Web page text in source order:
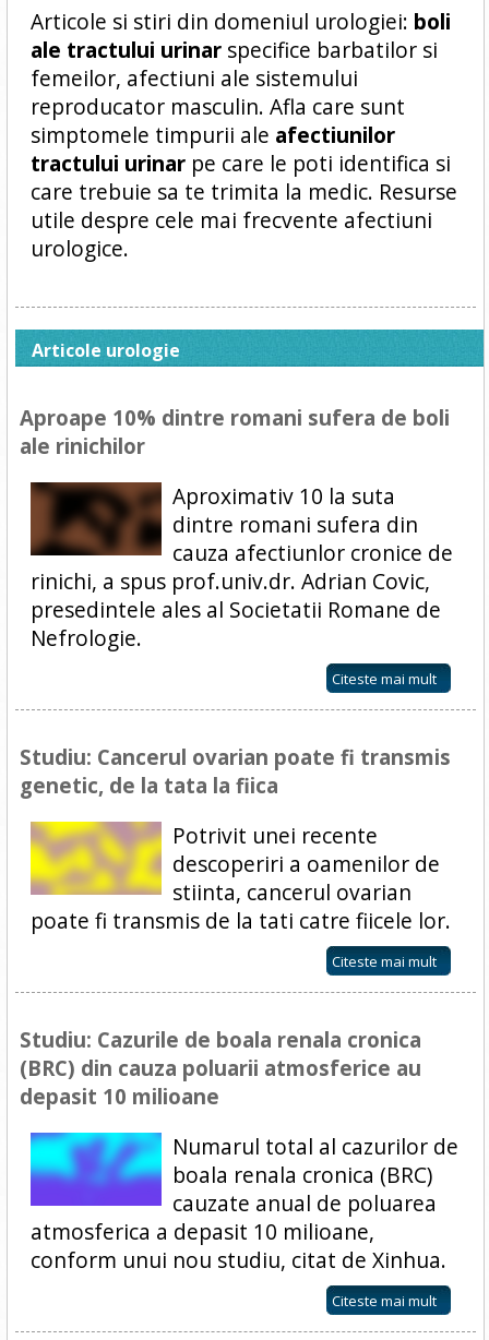
Articole si stiri din domeniul urologiei: boli
ale tractului urinarspecifice barbatilor si
femeilor, afectiuni ale sistemului
reproducator masculin. Afla care sunt
simptomele timpurii ale afectiunilor
tractului urinarpe care le poti identifica si
care trebuie sa te trimita la medic. Resurse
utile despre cele mai frecvente afectiuni
urologice.
Articole urologie
Aproape 10% dintre romani sufera de boli
ale rinichilor
Aproximativ 10 la suta
dintre romani sufera din
cauza afectiunlor cronice de
rinichi, a spus prof.univ.dr. Adrian Covic,
presedintele ales al Societatii Romane de
Nefrologie.
Citeste mai mult
Studiu: Cancerul ovarian poate fi transmis
genetic, de la tata la fiica
Potrivit unei recente
descoperiri a oamenilor de
stiinta, cancerul ovarian
poate fi transmis de la tati catre fiicele lor.
Citeste mai mult
Studiu: Cazurile de boala renala cronica
(BRC) din cauza poluarii atmosferice au
depasit 10 milioane
Numarul total al cazurilor de
boala renala cronica (BRC)
cauzate anual de poluarea
atmosferica a depasit 10 milioane,
conform unui nou studiu, citat de Xinhua.
Citeste mai mult